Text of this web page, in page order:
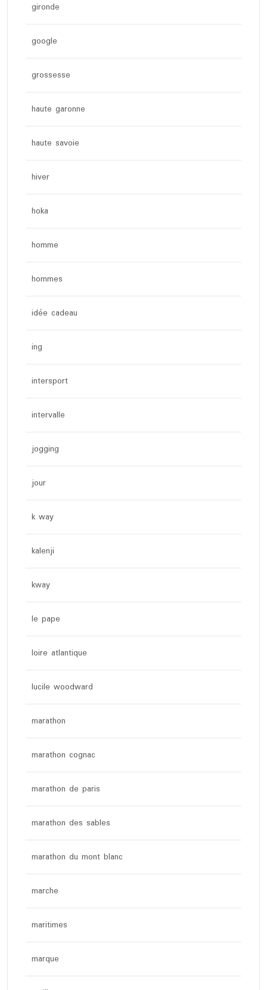
gironde
google
grossesse
haute garonne
haute savoie
hiver
hoka
homme
hommes
idée cadeau
ing
intersport
intervalle
jogging
jour
k way
kalenji
kway
le pape
loire atlantique
lucile woodward
marathon
marathon cognac
marathon de paris
marathon des sables
marathon du mont blanc
marche
maritimes
marque